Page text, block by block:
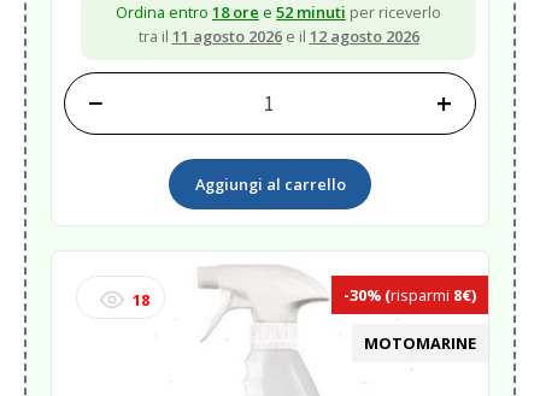
Ordina entro 18 ore e 52 minuti per riceverlo
tra il 11 agosto 2026 e il 12 agosto 2026
PLASTIC
POLISH
− +
Aggiungi al carrello
MOTOMARINE
-30% (risparmi 8€)
18